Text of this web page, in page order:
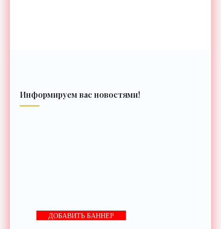
Информируем вас новостями!
ДОБАВИТЬ БАННЕР